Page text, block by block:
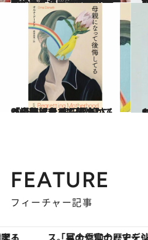
写真家
2023.6.12
『母親になって後悔してる』翻訳者 鹿田昌美さんが綴る【母って何？】 「今までよりも軽やかに、遠くまで」
ライフスタイル ヤ
FEATURE
フィーチャー記事